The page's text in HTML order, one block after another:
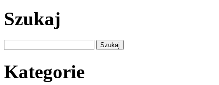
Szukaj
Kategorie